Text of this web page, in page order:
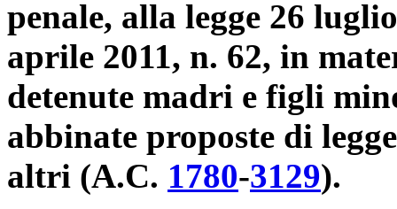
penale, alla legge 26
aprile 2011, n. 62, in
detenute madri e figli
abbinate proposte di
altri (A.C. 1780​-3129​).